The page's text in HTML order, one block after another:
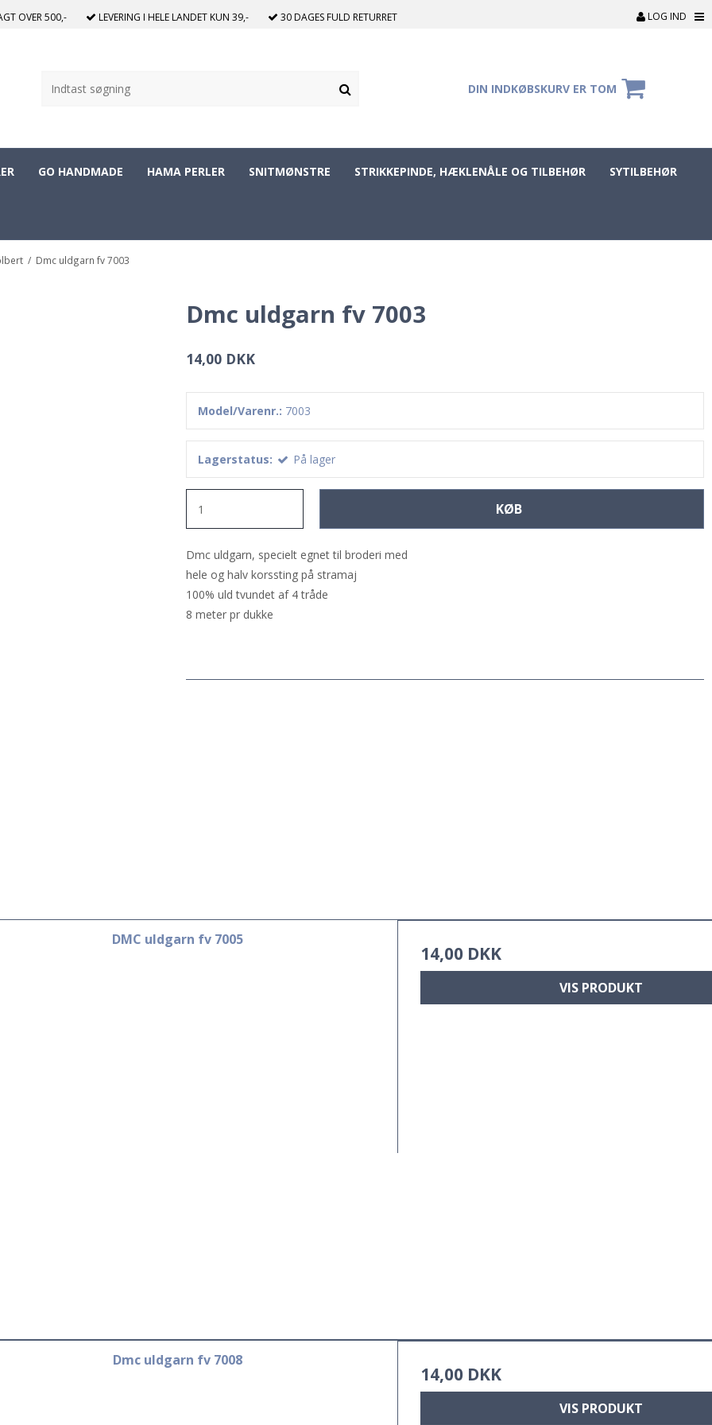
OVER 500,- LEVERING I HELE LANDET KUN 39,- 30 DAGES FULD RETURRET LOG IND
DIN INDKØBSKURV ER TOM
GO HANDMADE HAMA PERLER SNITMØNSTRE STRIKKEPINDE, HÆKLENÅLE OG TILBEHØR SYTILBEHØR
/ Dmc uldgarn fv 7003
Dmc uldgarn fv 7003
14,00 DKK
Model/Varenr.: 7003
Lagerstatus: På lager
KØB
Dmc uldgarn, specielt egnet til broderi med
hele og halv korssting på stramaj
100% uld tvundet af 4 tråde
8 meter pr dukke
DMC uldgarn fv 7005
14,00 DKK
VIS PRODUKT
Dmc uldgarn fv 7008
14,00 DKK
VIS PRODUKT